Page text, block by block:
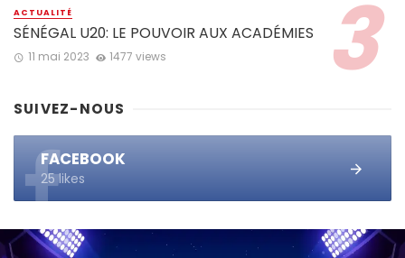
ACTUALITÉ
SÉNÉGAL U20: LE POUVOIR AUX ACADÉMIES
11 mai 2023 1477 views
SUIVEZ-NOUS
FACEBOOK
25 likes